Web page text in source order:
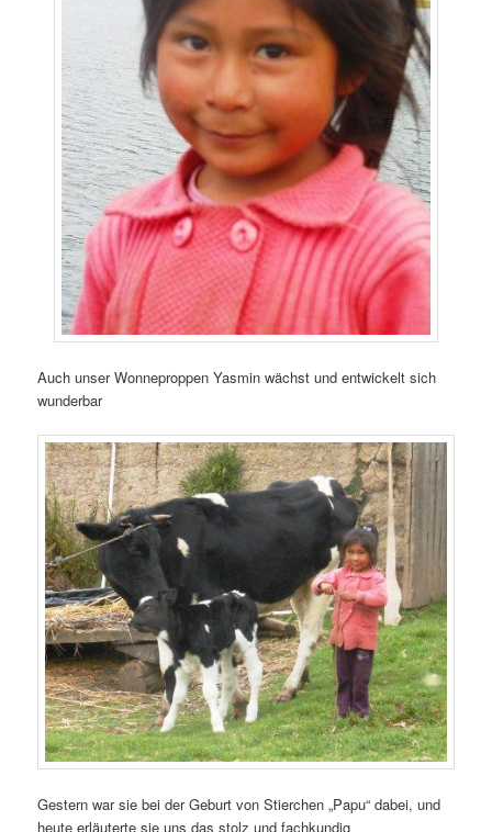
Auch unser Wonneproppen Yasmin wächst und entwickelt sich
wunderbar
Gestern war sie bei der Geburt von Stierchen „Papu“ dabei, und
heute erläuterte sie uns das stolz und fachkundig